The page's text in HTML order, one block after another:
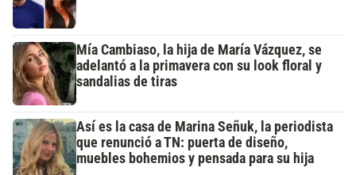
Mía Cambiaso, la hija de María Vázquez, se
adelantó a la primavera con su look floral y
sandalias de tiras
Así es la casa de Marina Señuk, la periodista
que renunció a TN: puerta de diseño,
muebles bohemios y pensada para su hija